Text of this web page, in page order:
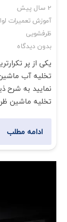
2 سال پیش
آموزش تعمیرات
ظرفشویی
بدون دیدگاه
یکی از پر
تخلیه آب
نمایید به شرح
تخلیه ماشین
ادامه مطلب